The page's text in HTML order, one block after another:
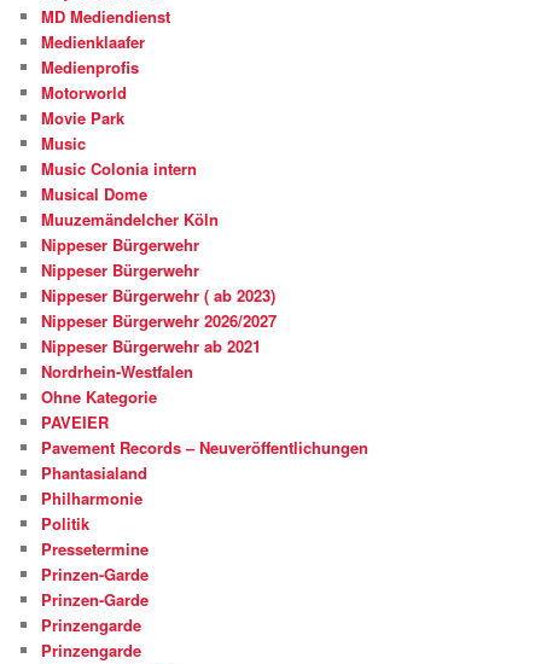
MD Mediendienst
Medienklaafer
Medienprofis
Motorworld
Movie Park
Music
Music Colonia intern
Musical Dome
Muuzemändelcher Köln
Nippeser Bürgerwehr
Nippeser Bürgerwehr
Nippeser Bürgerwehr ( ab 2023)
Nippeser Bürgerwehr 2026/2027
Nippeser Bürgerwehr ab 2021
Nordrhein-Westfalen
Ohne Kategorie
PAVEIER
Pavement Records – Neuveröffentlichungen
Phantasialand
Philharmonie
Politik
Pressetermine
Prinzen-Garde
Prinzen-Garde
Prinzengarde
Prinzengarde